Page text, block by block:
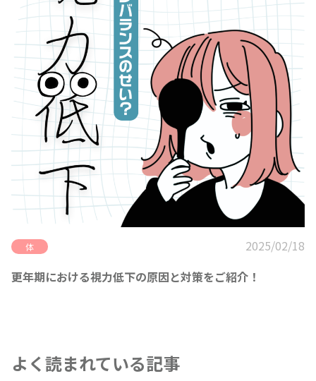
体
2025/02/18
更年期における視力低下の原因と対策をご紹介！
よく読まれている記事